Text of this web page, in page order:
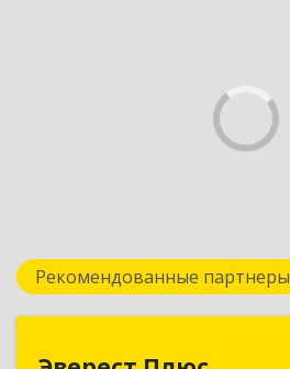
Рекомендованные партнеры